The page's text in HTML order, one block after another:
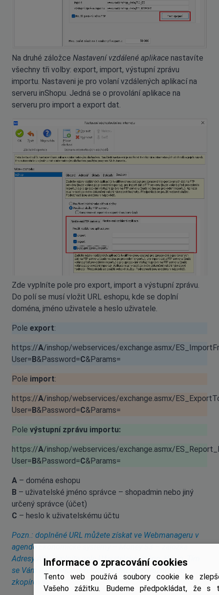
Na druhé záložce Nastavení vzdálené aplikace nastavíte
všechny tři volby: export, import, výstupní zprávu
importu. Nastaveni je pro volaní vzdálených aplikací na
serveru inShopu. Jedná se o provolání aplikace na
serveru pro import a export dat.
Zde vyplníte pole pro export, import a výstupní zprávu.
Do polí se musí vložit URL eshopu, kde se doplní
doména, jméno uživatele a heslo uživatele.
Pole export:
https://A/inshop/webservices/exchange.asmx/
User=B&Password=C&Params=
Pole import:
https://A/inshop/webservices/exchange.asmx/
User=B&Password=C&Params=
Pole výstupní zprávu importu:
https://A/inshop/webservices/exchange.asmx/
User=B&Password=C&Params=
A – doména eshopu
B – uživatelské jméno správce – shopadmin nebo jiný
určený správce (účet)
C – heslo k uživatelskému účtu
Pozn.: doplněné URL můžete získat ve Webmanageru v
agendě Ekonomické systémy – Money S3 – záložka
Adresy API. Vyplníte pole Uživatelské jméno, Heslo, Tím
se Vám na stránce níže doplní URL a je možné si je
zkopírovat.
Informace o zpracování cookies
Tento web používá soubory cookie ke
Vašeho zážitku. Budeme předpokládat, že s